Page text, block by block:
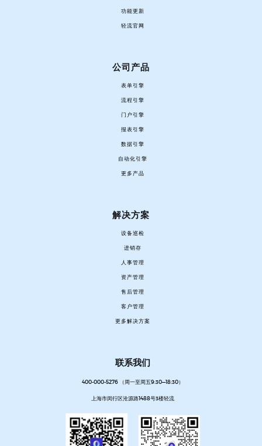
功能更新
轻流官网
公司产品
表单引擎
流程引擎
门户引擎
报表引擎
数据引擎
自动化引擎
更多产品
解决方案
设备巡检
进销存
人事管理
资产管理
售后管理
客户管理
更多解决方案
联系我们
400-000-5276 （周一至周五9:30—18:30）
上海市闵行区沧源路1488号3楼轻流